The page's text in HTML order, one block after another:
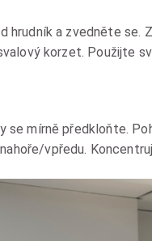
hrudník a zvedněte se.
korzet. Použijte
se mírně předkloňte.
vpředu.